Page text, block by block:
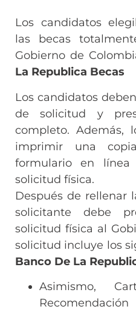
Los candidatos
las becas
Gobierno de
La Republica Becas
Los candidatos
de solicitud y
completo. Además,
imprimir una
formulario en
solicitud física.
Después de rellenar
solicitante debe
solicitud física al
solicitud incluye los
Banco De La
Asimismo,
Recomendación